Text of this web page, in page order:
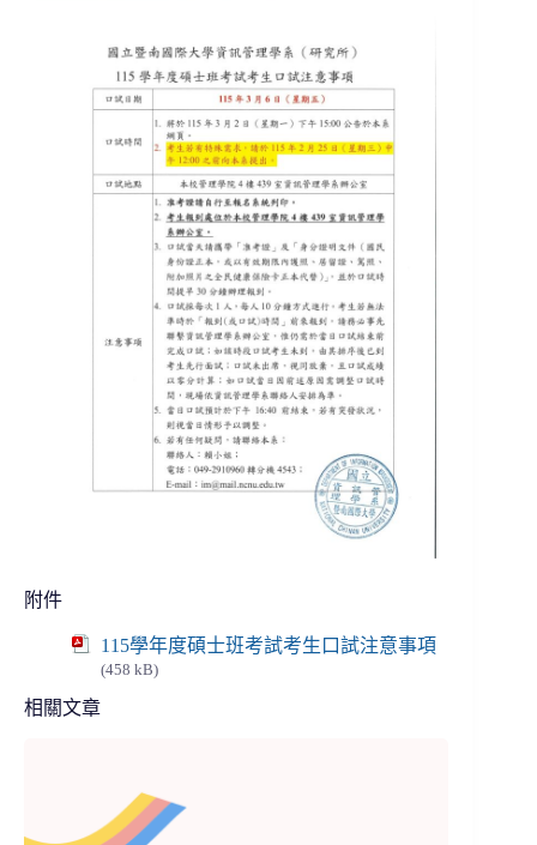
附件
115學年度碩士班考試考生口試注意事項
(458 kB)
相關文章